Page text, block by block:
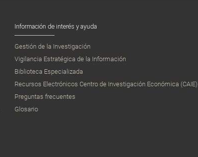
Información de interés y ayuda
Gestión de la Investigación
Vigilancia Estratégica de la Información
Biblioteca Especializada
Recursos Electrónicos Centro de Investigación Económica (CAIE)
Preguntas frecuentes
Glosario